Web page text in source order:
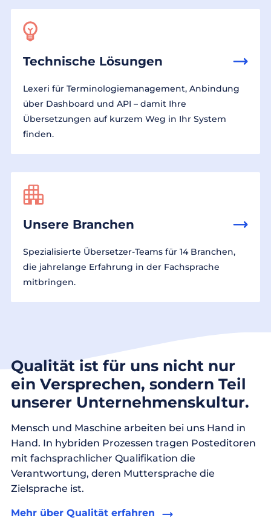
Technische Lösungen
Lexeri für Terminologiemanagement, Anbindung
über Dashboard und API – damit Ihre
Übersetzungen auf kurzem Weg in Ihr System
finden.
Unsere Branchen
Spezialisierte Übersetzer-Teams für 14 Branchen,
die jahrelange Erfahrung in der Fachsprache
mitbringen.
Qualität ist für uns nicht nur
ein Versprechen, sondern Teil
unserer Unternehmenskultur.
Mensch und Maschine arbeiten bei uns Hand in
Hand. In hybriden Prozessen tragen Posteditoren
mit fachsprachlicher Qualifikation die
Verantwortung, deren Muttersprache die
Zielsprache ist.
Mehr über Qualität erfahren